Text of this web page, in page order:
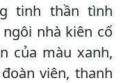
tinh thần tình
nhà kiên cố
của màu xanh,
viên, thanh